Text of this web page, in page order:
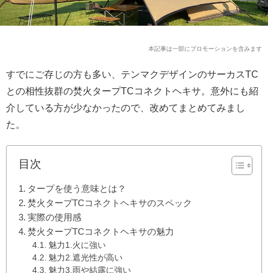
本記事は一部にプロモーションを含みます
すでにご存じの方も多い、テンマクデザインのサーカスTC
との相性抜群の焚火タープTCコネクトヘキサ。意外にも紹
介している方が少なかったので、改めてまとめてみまし
た。
目次
タープを使う意味とは？
焚火タープTCコネクトヘキサのスペック
実際の使用感
焚火タープTCコネクトヘキサの魅力
魅力1.火に強い
魅力2.遮光性が高い
魅力3.雨や結露に強い